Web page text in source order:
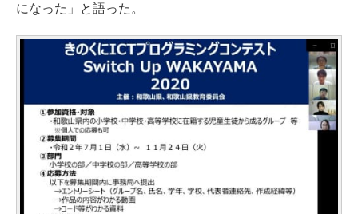
になった」と語った。